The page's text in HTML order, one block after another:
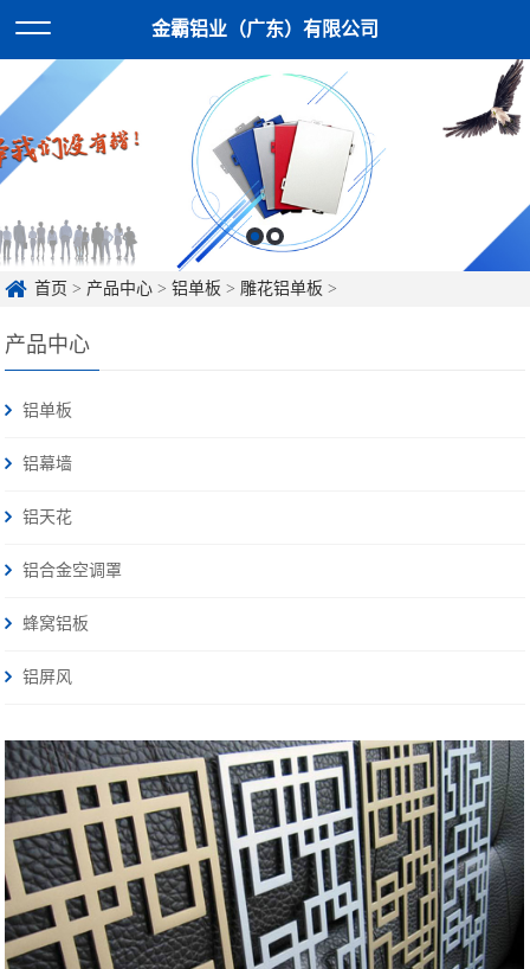
金霸铝业（广东）有限公司
首页 > 产品中心 >铝单板 >雕花铝单板 >
产品中心
铝单板
铝幕墙
铝天花
铝合金空调罩
蜂窝铝板
铝屏风